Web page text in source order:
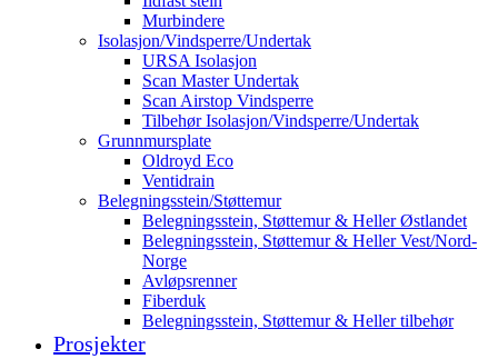
Murbindere
Isolasjon/Vindsperre/Undertak
URSA Isolasjon
Scan Master Undertak
Scan Airstop Vindsperre
Tilbehør Isolasjon/Vindsperre/Undertak
Grunnmursplate
Oldroyd Eco
Ventidrain
Belegningsstein/Støttemur
Belegningsstein, Støttemur & Heller Østlandet
Belegningsstein, Støttemur & Heller Vest/Nord-
Norge
Avløpsrenner
Fiberduk
Belegningsstein, Støttemur & Heller tilbehør
Prosjekter